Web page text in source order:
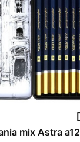
mix Astra a12